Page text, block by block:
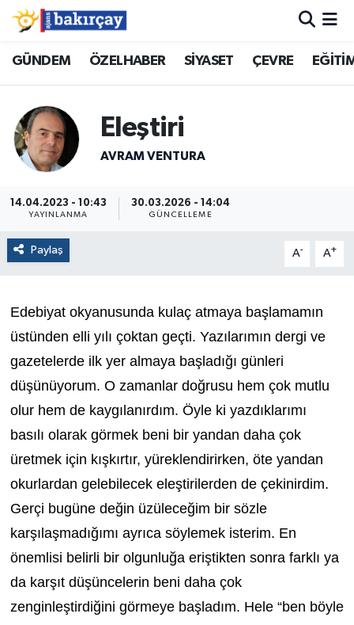
GÜNDEM ÖZELHABER SİYASET ÇEVRE
Eleştiri
AVRAM VENTURA
14.04.2023 - 10:43
YAYINLANMA
30.03.2026 - 14:04
GÜNCELLEME
Paylaş A- A+
Edebiyat okyanusunda kulaç atmaya başlamamın
üstünden elli yılı çoktan geçti. Yazılarımın dergi ve
gazetelerde ilk yer almaya başladığı günleri
düşünüyorum. O zamanlar doğrusu hem çok mutlu
olur hem de kaygılanırdım. Öyle ki yazdıklarımı
basılı olarak görmek beni bir yandan daha çok
üretmek için kışkırtır, yüreklendirirken, öte yandan
okurlardan gelebilecek eleştirilerden de çekinirdim.
Gerçi bugüne değin üzüleceğim bir sözle
karşılaşmadığımı ayrıca söylemek isterim. En
önemlisi belirli bir olgunluğa eriştikten sonra farklı ya
da karşıt düşüncelerin beni daha çok
zenginleştirdiğini görmeye başladım. Hele “ben böyle
İzmir Nöbetçi Eczaneler
İzmir Namaz Vakitleri
Süper Lig Puan Durumu ve Fikstür
Tüm Manşetler
Haber Arşivi